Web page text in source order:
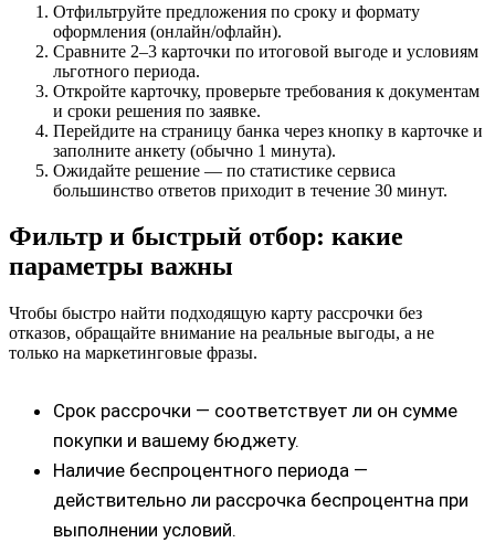
Отфильтруйте предложения по сроку и формату
оформления (онлайн/офлайн).
Сравните 2–3 карточки по итоговой выгоде и условиям
льготного периода.
Откройте карточку, проверьте требования к документам
и сроки решения по заявке.
Перейдите на страницу банка через кнопку в карточке и
заполните анкету (обычно 1 минута).
Ожидайте решение — по статистике сервиса
большинство ответов приходит в течение 30 минут.
Фильтр и быстрый отбор: какие
параметры важны
Чтобы быстро найти подходящую карту рассрочки без
отказов, обращайте внимание на реальные выгоды, а не
только на маркетинговые фразы.
Срок рассрочки — соответствует ли он сумме
покупки и вашему бюджету.
Наличие беспроцентного периода —
действительно ли рассрочка беспроцентна при
выполнении условий.